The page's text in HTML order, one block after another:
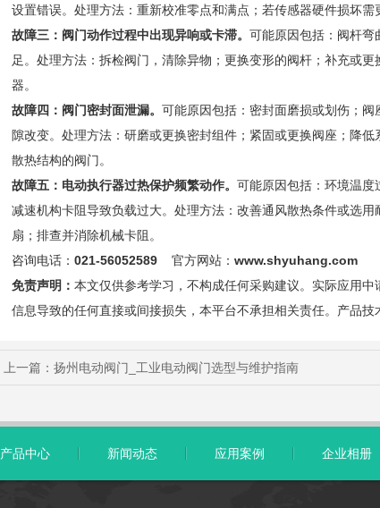
设置错误。处理方法：重新校准零点和满点；若传感器硬件损坏
故障三：阀门动作过程中出现异响或卡滞。 可能原因包括：阀杆弯
足。处理方法：拆检阀门，清除异物；更换变形的阀杆；补充或
器。
故障四：阀门密封面泄漏。 可能原因包括：密封面磨损或划伤；
隙改变。处理方法：研磨或更换密封组件；紧固或更换阀座；降
散热结构的阀门。
故障五：电动执行器过热保护频繁动作。 可能原因包括：环境温度
减速机构卡阻导致负载过大。处理方法：改善通风散热条件或选
扇；排查并消除机械卡阻。
咨询电话： 021-56052589 官方网站： www.shyuhang.com
免责声明： 本文仅供参考学习，不构成任何采购建议。实际应用
信息导致的任何直接或间接损失，本平台不承担相关责任。产品
上一篇： 扬州电动阀门_工业电动阀门选型与维护指南
产品中心 新闻动态 应用案例 企业相册